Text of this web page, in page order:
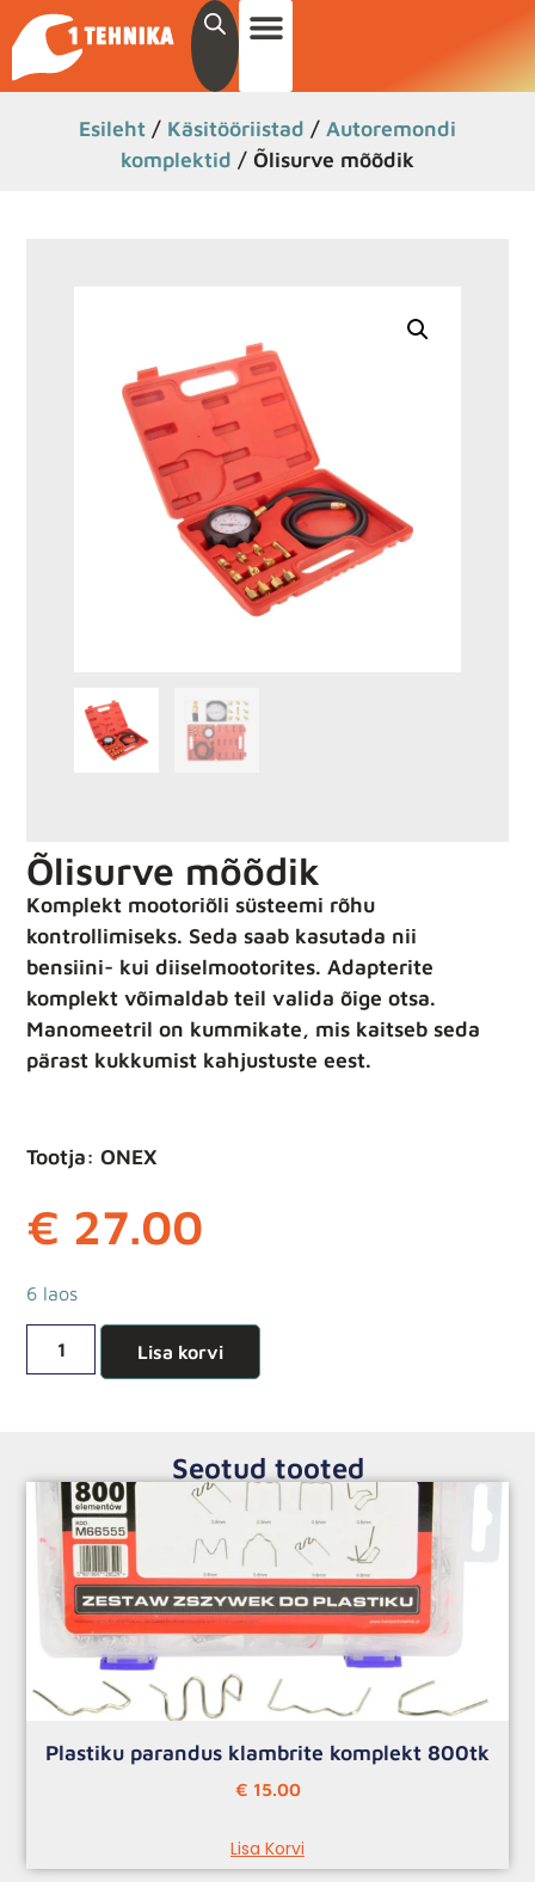
Esileht / Käsitööriistad / Autoremondi
komplektid / Õlisurve mõõdik
Õlisurve mõõdik
Komplekt mootoriõli süsteemi rõhu
kontrollimiseks. Seda saab kasutada nii
bensiini- kui diiselmootorites. Adapterite
komplekt võimaldab teil valida õige otsa.
Manomeetril on kummikate, mis kaitseb seda
pärast kukkumist kahjustuste eest.
Tootja: ONEX
€ 27.00
6 laos
Lisa korvi
Seotud tooted
Plastiku parandus klambrite komplekt 800tk
€ 15.00
Lisa Korvi